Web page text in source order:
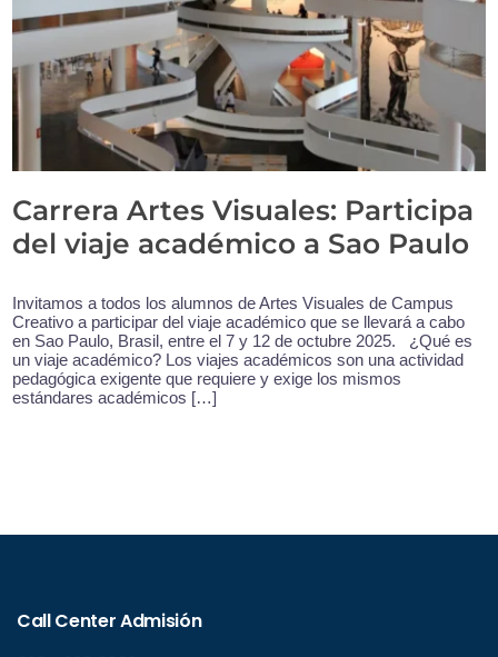
Carrera Artes Visuales: Participa
del viaje académico a Sao Paulo
Invitamos a todos los alumnos de Artes Visuales de Campus
Creativo a participar del viaje académico que se llevará a cabo
en Sao Paulo, Brasil, entre el 7 y 12 de octubre 2025. ¿Qué es
un viaje académico? Los viajes académicos son una actividad
pedagógica exigente que requiere y exige los mismos
estándares académicos […]